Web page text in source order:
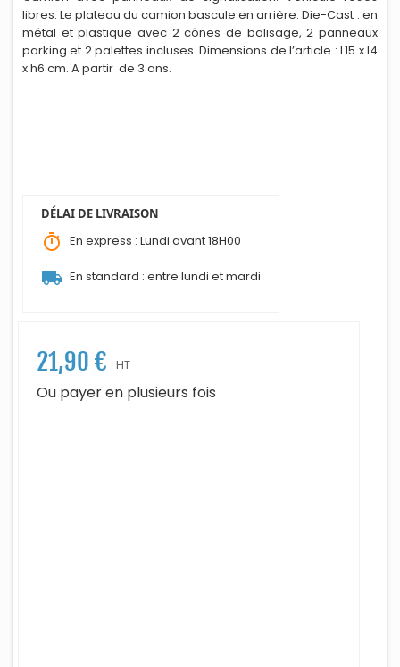
libres. Le plateau du camion bascule en arrière. Die-Cast : en
métal et plastique avec 2 cônes de balisage, 2 panneaux
parking et 2 palettes incluses. Dimensions de l’article : L15 x l4
x h6 cm. A partir de 3 ans.
DÉLAI DE LIVRAISON
timer En express : Lundi avant 18H00
local_shipping En standard : entre lundi et mardi
21,90 € HT
Ou payer en plusieurs fois